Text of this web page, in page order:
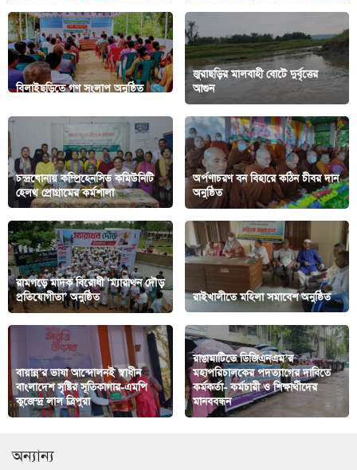
বিলাইছড়িতে গণ সংলাপ অনুষ্ঠিত
জুরাছড়ির মালবাহী বোটে দুর্বৃত্তের
আগুন
চন্দ্রঘোনায় কম্প্রিহেনসিভ কমিউনিটি
হেলথ প্রোগ্রামের কর্মশালা
অর্পণাচরণ বন বিহারে কঠিন চীবর দান
অনুষ্ঠিত
রামগড়ে মাদক বিরোধী ‘ম্যারাথন দৌড়
প্রতিযোগীতা’ অনুষ্ঠিত
রাইখালীতে মহিলা সমাবেশ অনুষ্ঠিত
বায়ান্ন’র ভাষা আন্দোলনই স্বাধীন
বাংলাদেশ সৃষ্টির সূতিকাগার-এমপি
কুজেন্দ্র লাল ত্রিপুরা
রাঙামাটিতে ডিজিএনএম’র
মহাপরিচালকের পদত্যাগের দাবিতে
কর্মকর্তা- কর্মচারী ও শিক্ষার্থীদের
মানববন্ধন
অন্যান্য